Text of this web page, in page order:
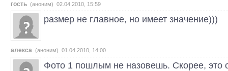
гость (аноним) 02.04.2010, 15:59
размер не главное, но имеет значение)))
алекса (аноним) 01.04.2010, 14:00
Фото 1 пошлым не назовешь. Скорее, это